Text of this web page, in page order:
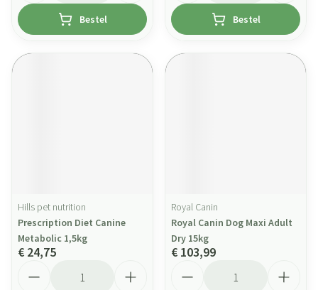
Bestel Bestel
Hills pet nutrition
Prescription Diet Canine
Metabolic 1,5kg
€ 24,75
Royal Canin
Royal Canin Dog Maxi Adult
Dry 15kg
€ 103,99